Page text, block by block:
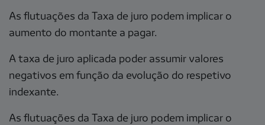
As flutuações da Taxa de juro podem implicar o
aumento do montante a pagar.
A taxa de juro aplicada poder assumir valores
negativos em função da evolução do respetivo
indexante.
As flutuações da Taxa de juro podem implicar o